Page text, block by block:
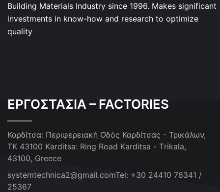
Building Materials Industry since 1996. Makes significant
investments in know-how and research to optimize
quality
ΕΡΓΟΣΤΑΣΙΑ – FACTORIES
Καρδίτσα: Περιφερειακή Οδός Καρδίτσας - Τρικάλων,
ΤΚ 43100 Karditsa: Ring Road Karditsa - Τrikala,
43100, Greece
systemtechnica2@gmail.comTel: +30 24410 76341 /
25367